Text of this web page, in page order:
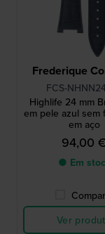
Frederique
FCS-
Highlife 24 mm
em pele azul sem
em aço
94,00
● Em
Ver